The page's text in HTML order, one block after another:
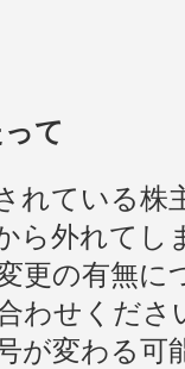
て
れている株
ら外れてし
更の有無に
わせくださ
が変わる可